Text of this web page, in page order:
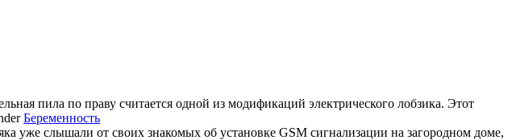
пила по праву считается одной из модификаций электрического лобзика. Этот
Беременность
уже слышали от своих знакомых об установке GSM сигнализации на загородном доме,